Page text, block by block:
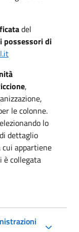
del
possessori di
,
le colonne.
lo
dettaglio
cui appartiene
è collegata